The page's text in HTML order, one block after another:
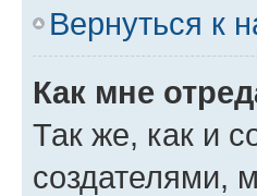
Вернуться к
Как мне
Так же, как и
создателями,